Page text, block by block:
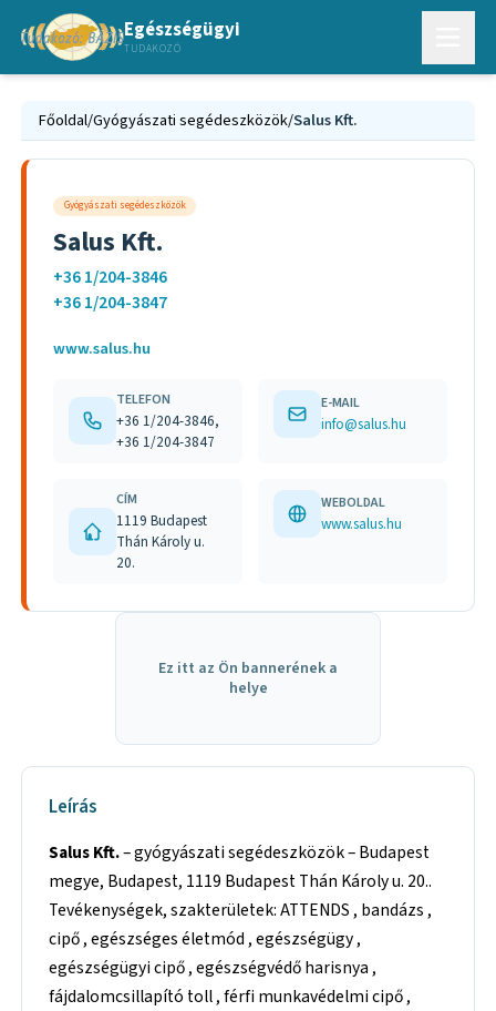
Egészségügyi
TUDAKOZÓ
Főoldal/Gyógyászati segédeszközök/Salus Kft.
Gyógyászati segédeszközök
Salus Kft.
+36 1/204-3846
+36 1/204-3847
www.salus.hu
TELEFON
+36 1/204-3846,
+36 1/204-3847
E-MAIL
info@salus.hu
CÍM
1119 Budapest
Thán Károly u.
20.
WEBOLDAL
www.salus.hu
Ez itt az Ön bannerének a
helye
Leírás
Salus Kft.– gyógyászati segédeszközök – Budapest
megye, Budapest, 1119 Budapest Thán Károly u. 20..
Tevékenységek, szakterületek: ATTENDS , bandázs ,
cipő , egészséges életmód , egészségügy ,
egészségügyi cipő , egészségvédő harisnya ,
fájdalomcsillapító toll , férfi munkavédelmi cipő ,